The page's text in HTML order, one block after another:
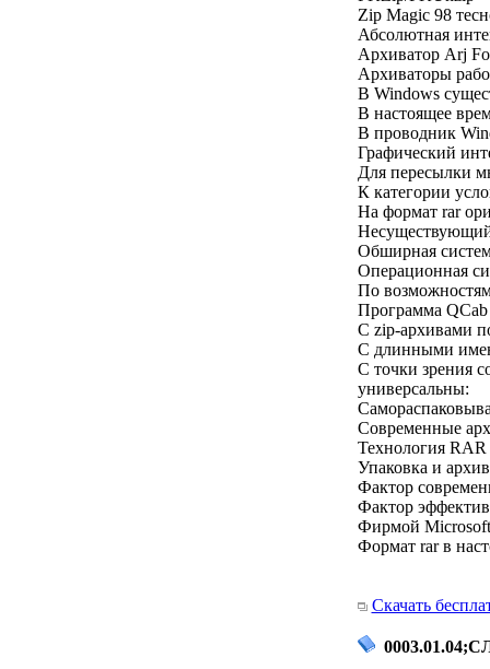
Zip Magic 98
Абсолютная
Архиватор Arj
Архиваторы
В Windows
В настоящее
В проводник
Графический
Для пересылки
К категории
На формат rar
Обширная
Операционная
По
Программа QCab
С zip-архивами
С длинными
С точки зрения
универсальны:
Современные
Технология RAR
Упаковка и
Фактор
Фактор
Фирмой
Формат rar в
Скачать